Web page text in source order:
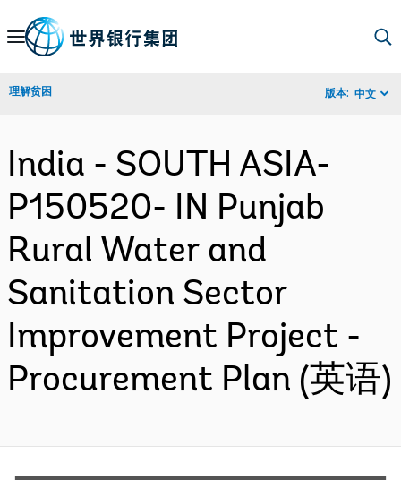
Skip
Navigation
理解贫困 版本: 中文
India - SOUTH ASIA-
P150520- IN Punjab
Rural Water and
Sanitation Sector
Improvement Project -
Procurement Plan (英语)